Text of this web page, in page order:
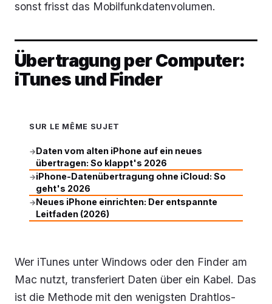
sonst frisst das Mobilfunkdatenvolumen.
Übertragung per Computer:
iTunes und Finder
SUR LE MÊME SUJET
→Daten vom alten iPhone auf ein neues
übertragen: So klappt's 2026
→iPhone-Datenübertragung ohne iCloud: So
geht's 2026
→Neues iPhone einrichten: Der entspannte
Leitfaden (2026)
Wer iTunes unter Windows oder den Finder am
Mac nutzt, transferiert Daten über ein Kabel. Das
ist die Methode mit den wenigsten Drahtlos-